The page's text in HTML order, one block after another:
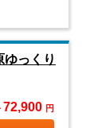
っくり
72,900 円